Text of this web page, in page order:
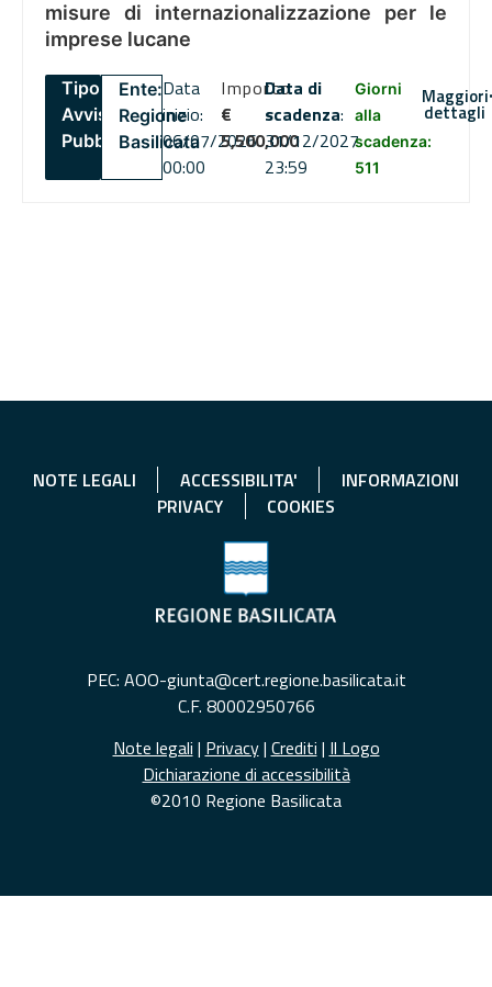
misure di internazionalizzazione per le
imprese lucane
Tipo:
Avviso
Pubblico
Ente:
Regione
Basilicata
Data
inizio:
06/07/2026
00:00
Importo
€
5,500,000
Data di
scadenza:
31/12/2027
23:59
Giorni
alla
scadenza:
511
Maggiori
dettagli
NOTE LEGALI ACCESSIBILITA'
INFORMAZIONI
PRIVACY
COOKIES
PEC: AOO-giunta@cert.regione.basilicata.it
C.F. 80002950766
Note legali | Privacy| Crediti | Il Logo
Dichiarazione di accessibilità
©2010 Regione Basilicata